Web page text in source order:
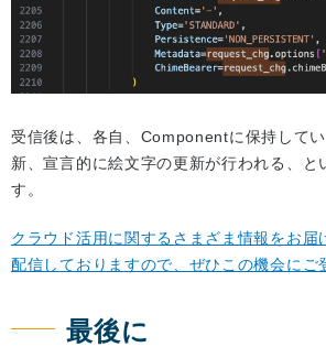
受信後は、各自、Componentに保持して
新、宣言的に絵文字の更新が行われる、と
す。
クラウド活用に関するさまざま情報をお届
配信しておりますので、ぜひこの機会にご
最後に